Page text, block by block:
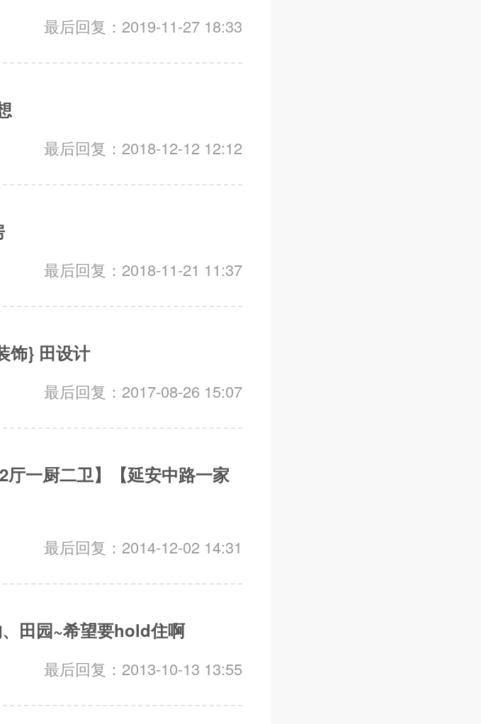
最后回复：2019-11-27 18:33
最后回复：2018-12-12 12:12
最后回复：2018-11-21 11:37
饰} 田设计
最后回复：2017-08-26 15:07
厅一厨二卫】【延安中路一家
最后回复：2014-12-02 14:31
田园~希望要hold住啊
最后回复：2013-10-13 13:55